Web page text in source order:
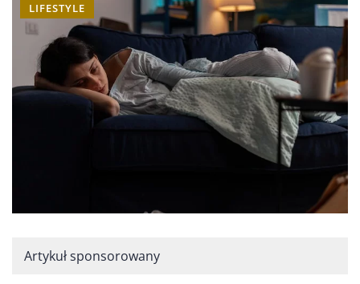
LIFESTYLE
Artykuł sponsorowany